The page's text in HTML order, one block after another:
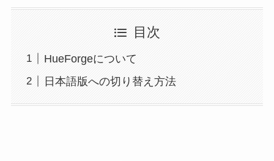
目次
HueForgeについて
日本語版への切り替え方法